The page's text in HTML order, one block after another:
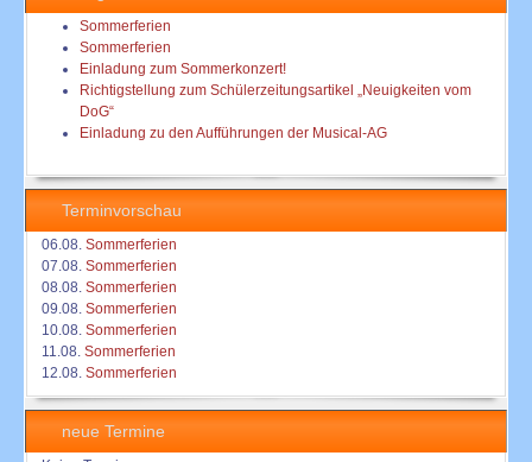
Sommerferien
Sommerferien
Einladung zum Sommerkonzert!
Richtigstellung zum Schülerzeitungsartikel „Neuigkeiten vom
DoG“
Einladung zu den Aufführungen der Musical-AG
Terminvorschau
06.08. Sommerferien
07.08. Sommerferien
08.08. Sommerferien
09.08. Sommerferien
10.08. Sommerferien
11.08. Sommerferien
12.08. Sommerferien
neue Termine